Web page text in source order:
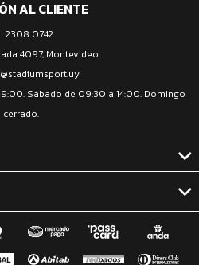
AL CLIENTE
2308 0742
4097, Montevideo
Sábado de 09:30 a 14:00. Domingo
cerrado.